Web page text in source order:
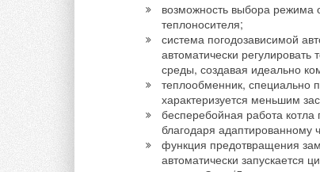
возможность выбора режима
теплоносителя;
система погодозависимой
автоматически
среды, создавая идеально
теплообменник, специально
характеризуется меньшим
бесперебойная работа котла
благодаря адаптированному
функция предотвращения
автоматически запускается
содержит
установки
::
отопления с
базовая